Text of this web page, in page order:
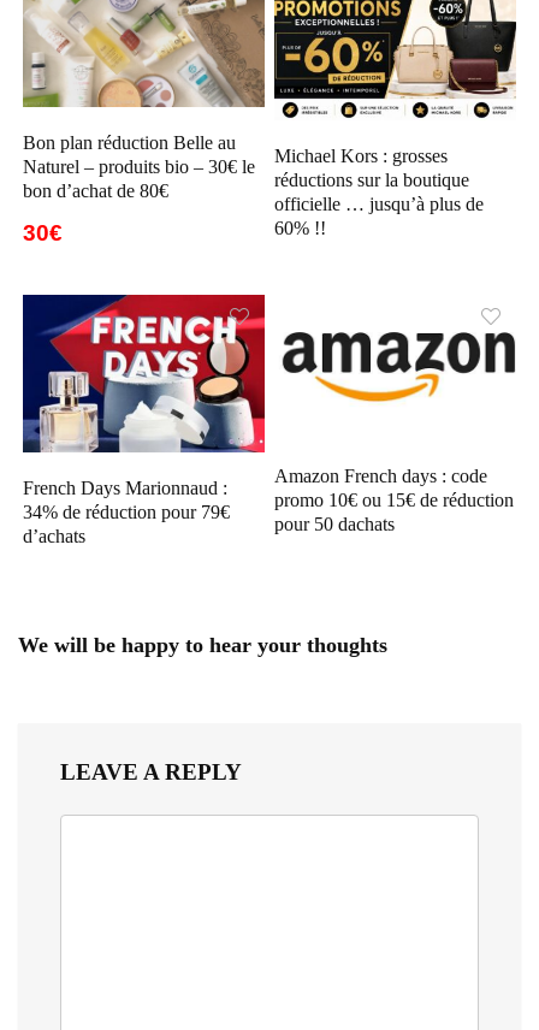
Bon plan réduction Belle au
Naturel – produits bio – 30€ le
bon d’achat de 80€
30€
Michael Kors : grosses
réductions sur la boutique
officielle … jusqu’à plus de
60% !!
French Days Marionnaud :
34% de réduction pour 79€
d’achats
Amazon French days : code
promo 10€ ou 15€ de réduction
pour 50 dachats
We will be happy to hear your thoughts
LEAVE A REPLY